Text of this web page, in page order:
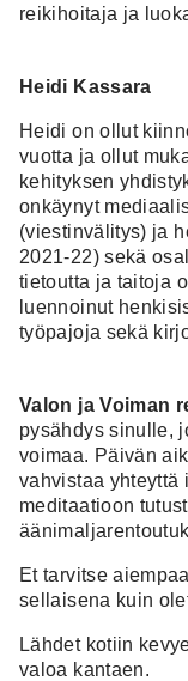
reikihoitaja ja
Heidi Kassara
Heidi on ollut
vuotta ja ollut
kehityksen
onkäynyt
(viestinvälitys) ja
2021-22) sekä
tietoutta ja taitoja
luennoinut
työpajoja sekä
Valon ja Voiman
pysähdys sinulle,
voimaa. Päivän
vahvistaa yhteyttä
meditaatioon
Et tarvitse
sellaisena kuin
Lähdet kotiin
valoa kantaen.